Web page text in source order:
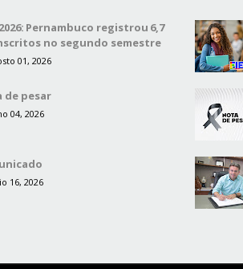
Pernambuco registrou 6,7
no segundo semestre
01, 2026
de pesar
04, 2026
16, 2026